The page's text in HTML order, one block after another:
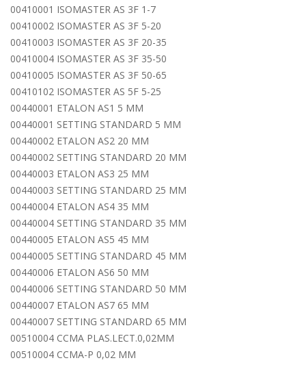
00410001 ISOMASTER AS 3F 1-7
00410002 ISOMASTER AS 3F 5-20
00410003 ISOMASTER AS 3F 20-35
00410004 ISOMASTER AS 3F 35-50
00410005 ISOMASTER AS 3F 50-65
00410102 ISOMASTER AS 5F 5-25
00440001 ETALON AS1 5 MM
00440001 SETTING STANDARD 5 MM
00440002 ETALON AS2 20 MM
00440002 SETTING STANDARD 20 MM
00440003 ETALON AS3 25 MM
00440003 SETTING STANDARD 25 MM
00440004 ETALON AS4 35 MM
00440004 SETTING STANDARD 35 MM
00440005 ETALON AS5 45 MM
00440005 SETTING STANDARD 45 MM
00440006 ETALON AS6 50 MM
00440006 SETTING STANDARD 50 MM
00440007 ETALON AS7 65 MM
00440007 SETTING STANDARD 65 MM
00510004 CCMA PLAS.LECT.0,02MM
00510004 CCMA-P 0,02 MM